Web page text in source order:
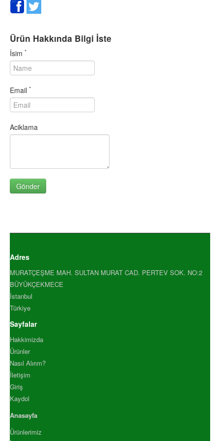
SARMISAK GRANÜR 1000 GR
SARMISAK ÖĞÜTÜLMÜŞ 10.
SARMISAK ÖĞÜTÜLMÜŞ 50.
SEBZELİ ÇEŞNİ 500 GR
SOĞAN GRANÜR 500 GR
SUMAK 1000 GR
SUSAM (BEYAZ) 1000 GR
TARCIN (KABUK) 1000 GR
TARCIN TOZ ENDÜSTRİYEL 10.
TAVUK HARCI 1000GR
TAVUK HARCI 500 GR
VANİLYA ŞEKERİ 1000 GR
YENİBAHAR ÖĞÜTÜLMÜŞ .
YENİBAHAR ÖĞÜTÜLMÜŞ .
YENİBAHAR TANE 1000 GR
YENİBAHAR TANE 500 GR
YEŞİL FESLEĞEN 1000 GR
YEŞİL FESLEĞEN 500 GR
YEŞİL TANE KARABİBER 100.
ZENCEFİL ÖĞÜTÜLMÜŞ 1.
ZENCEFİL ÖĞÜTÜLMÜŞ 5.
ZENCEFİL TANE 1000 GR
Ürün Hakkında Bilgi İste
İsim *
Email *
Aciklama
Adres
MURATÇEŞME MAH. SULTAN MURAT CAD. PERTEV SOK. NO:2
BÜYÜKÇEKMECE
İstanbul
Türkiye
Sayfalar
Hakkimizda
Ürünler
Nasıl Alırım?
İletişim
Giriş
Kaydol
Anasayfa
Ürünlerimiz